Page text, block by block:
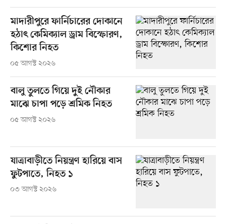
মাদারীপুরে ফার্নিচারের দোকানে
হঠাৎ কেমিক্যাল ড্রাম বিস্ফোরণ,
কিশোর নিহত
০৫ আগস্ট ২০২৬
বালু তুলতে গিয়ে দুই নৌকার
মাঝে চাপা পড়ে শ্রমিক নিহত
০৫ আগস্ট ২০২৬
যাত্রাবাড়ীতে নিয়ন্ত্রণ হারিয়ে বাস
ফুটপাতে, নিহত ১
০৩ আগস্ট ২০২৬